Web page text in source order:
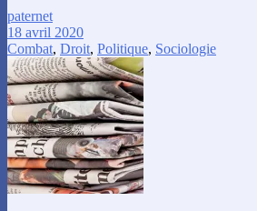
paternet
18 avril 2020
Combat, Droit, Politique, Sociologie